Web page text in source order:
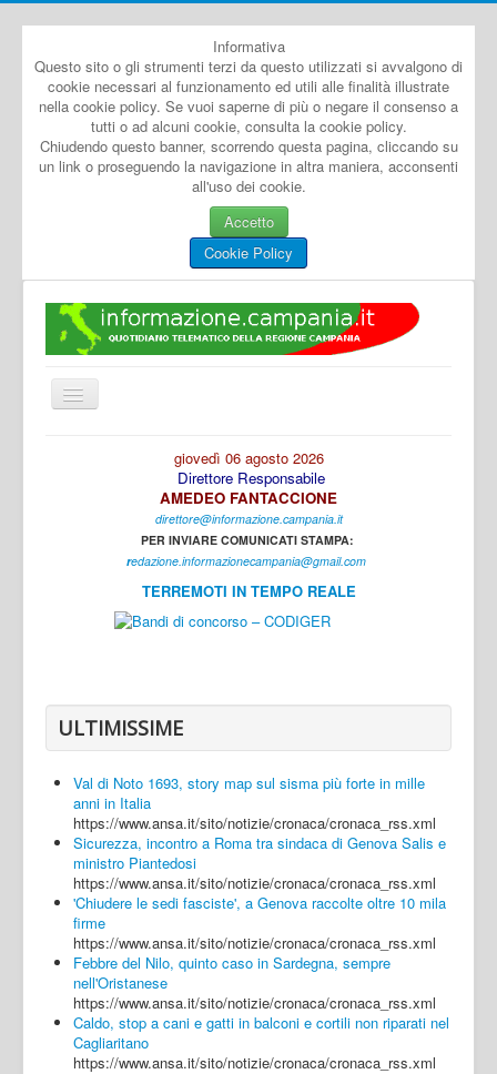
Informativa
Questo sito o gli strumenti terzi da questo utilizzati si avvalgono di
cookie necessari al funzionamento ed utili alle finalità illustrate
nella cookie policy. Se vuoi saperne di più o negare il consenso a
tutti o ad alcuni cookie, consulta la cookie policy.
Chiudendo questo banner, scorrendo questa pagina, cliccando su
un link o proseguendo la navigazione in altra maniera, acconsenti
all'uso dei cookie.
Accetto
Cookie Policy
Cambia
navigazione
Caserta
Napoli
Salerno
Login
giovedì 06 agosto 2026
Direttore Responsabile
AMEDEO FANTACCIONE
direttore@informazione.campania.it
PER INVIARE COMUNICATI STAMPA:
redazione.informazionecampania@gmail.com
TERREMOTI IN TEMPO REALE
ULTIMISSIME
Val di Noto 1693, story map sul sisma più forte in mille
anni in Italia
https://www.ansa.it/sito/notizie/cronaca/cronaca_rss.xml
Sicurezza, incontro a Roma tra sindaca di Genova Salis e
ministro Piantedosi
https://www.ansa.it/sito/notizie/cronaca/cronaca_rss.xml
'Chiudere le sedi fasciste', a Genova raccolte oltre 10 mila
firme
https://www.ansa.it/sito/notizie/cronaca/cronaca_rss.xml
Febbre del Nilo, quinto caso in Sardegna, sempre
nell'Oristanese
https://www.ansa.it/sito/notizie/cronaca/cronaca_rss.xml
Caldo, stop a cani e gatti in balconi e cortili non riparati nel
Cagliaritano
https://www.ansa.it/sito/notizie/cronaca/cronaca_rss.xml